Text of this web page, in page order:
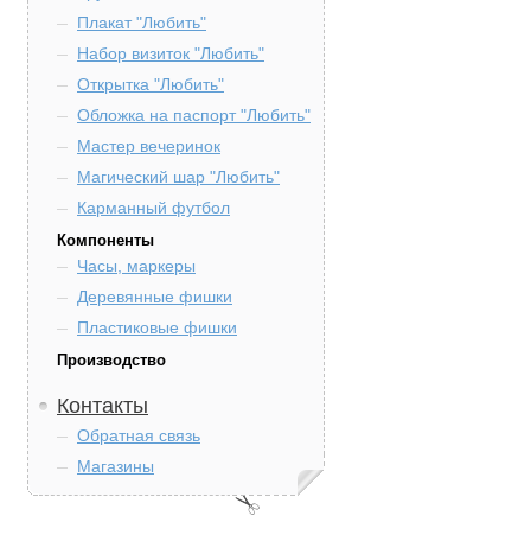
Плакат "Любить"
Набор визиток "Любить"
Открытка "Любить"
Обложка на паспорт "Любить"
Мастер вечеринок
Магический шар "Любить"
Карманный футбол
Компоненты
Часы, маркеры
Деревянные фишки
Пластиковые фишки
Производство
Контакты
Обратная связь
Магазины